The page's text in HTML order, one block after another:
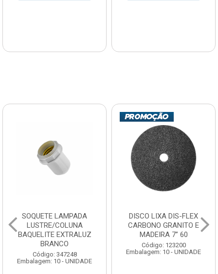
SOQUETE LAMPADA
LUSTRE/COLUNA
BAQUELITE EXTRALUZ
BRANCO
Código: 347248
Embalagem: 10 - UNIDADE
DISCO LIXA DIS-FLEX
CARBONO GRANITO E
MADEIRA 7” 60
Código: 123200
Embalagem: 10 - UNIDADE